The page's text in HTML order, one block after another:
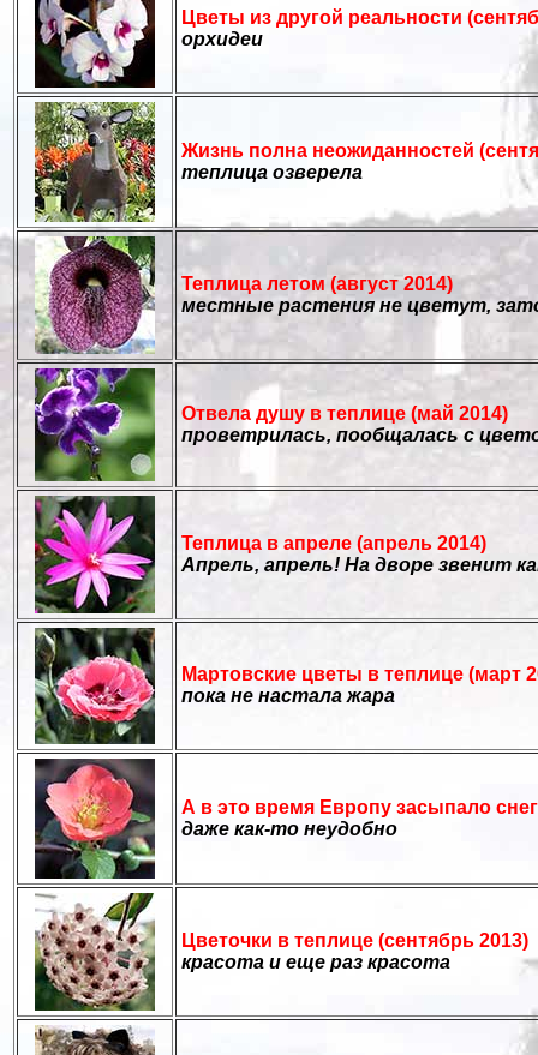
Цветы из другой реальности
орхидеи
Жизнь полна неожиданностей
теплица озверела
Теплица летом (август 2014)
местные растения не цветут,
Отвела душу в теплице (май 2014)
проветрилась, пообщалась с
Теплица в апреле (апрель 2014)
Апрель, апрель! На дворе звенит
Мартовские цветы в теплице (март
пока не настала жара
А в это время Европу засыпало
даже как-то неудобно
Цветочки в теплице (сентябрь 2013)
красота и еще раз красота